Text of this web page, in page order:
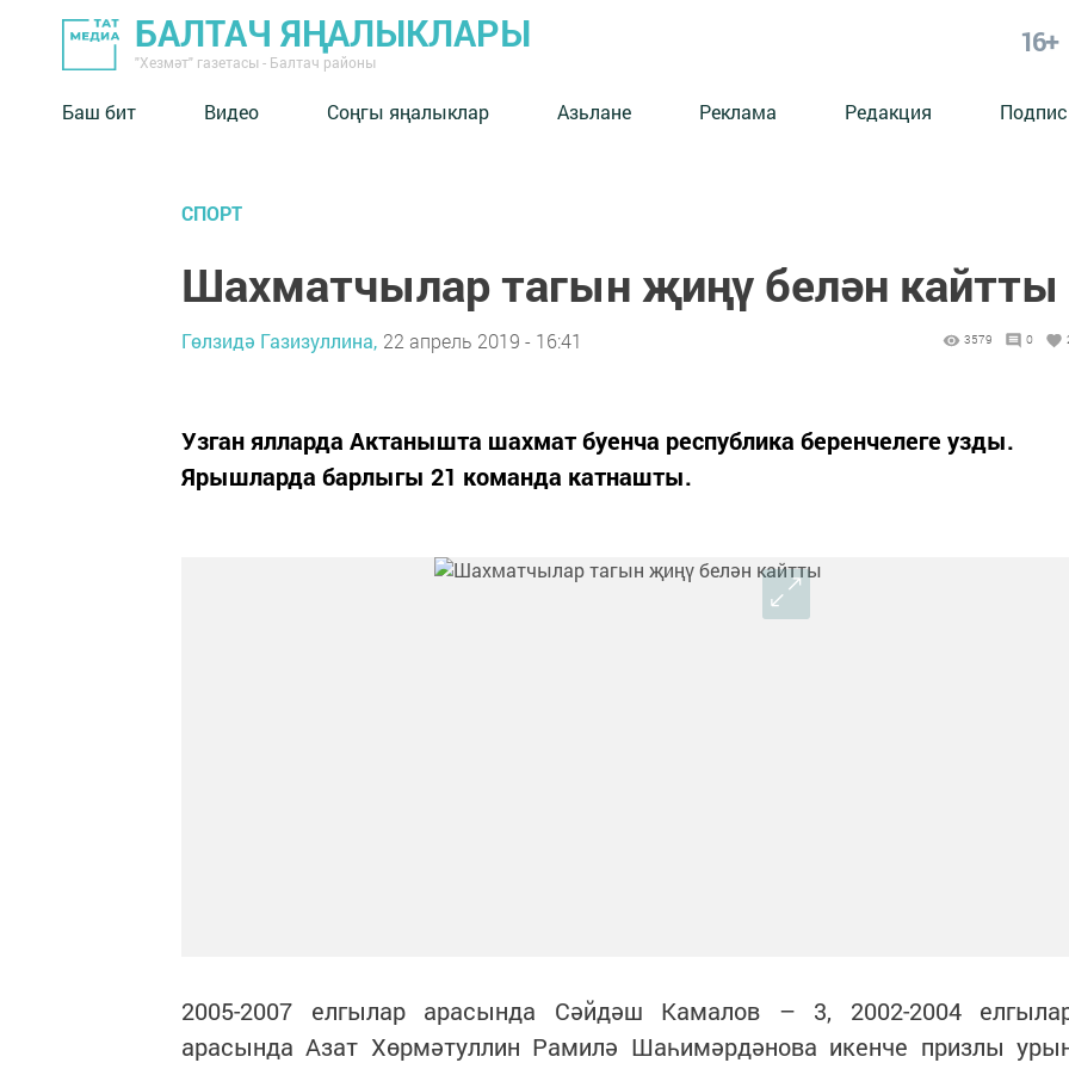
БАЛТАЧ ЯҢАЛЫКЛАРЫ
"Хезмәт" газетасы - Балтач районы
16+
Баш бит Видео Соңгы яңалыклар Азьлане Реклама Редакция
СПОРТ
Шахматчылар тагын җиңү белән кайтты
Гөлзидә Газизуллина, 22 апрель 2019 - 16:41 3579 0
Узган ялларда Актанышта шахмат буенча республика беренчелеге узды.
Ярышларда барлыгы 21 команда катнашты.
2005-2007 елгылар арасында Сәйдәш Камалов – 3, 2002-2004
арасында Азат Хөрмәтуллин Рамилә Шаһимәрдәнова икенче призлы